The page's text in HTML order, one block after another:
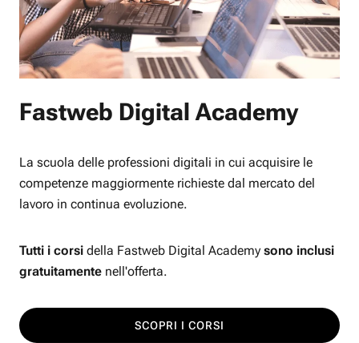
Fastweb Digital Academy
La scuola delle professioni digitali in cui acquisire le
competenze maggiormente richieste dal mercato del
lavoro in continua evoluzione.
Tutti i corsi della Fastweb Digital Academy sono inclusi
gratuitamente nell'offerta.
SCOPRI I CORSI